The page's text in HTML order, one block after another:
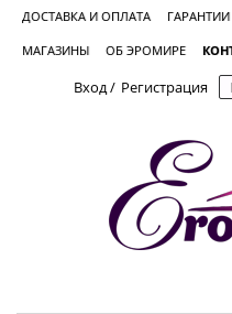
ДОСТАВКА И ОПЛАТА ГАРАНТИИ
МАГАЗИНЫ ОБ ЭРОМИРЕ
Вход/ Регистрация